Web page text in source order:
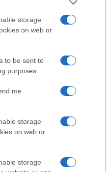
storage
on web or
to be sent to
purposes.
me
storage
on web or
storage